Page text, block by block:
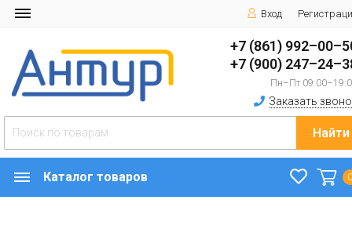
Вход
+7 (861)
+7 (900)
Пн–Пт
Заказать
Найти
Каталог товаров